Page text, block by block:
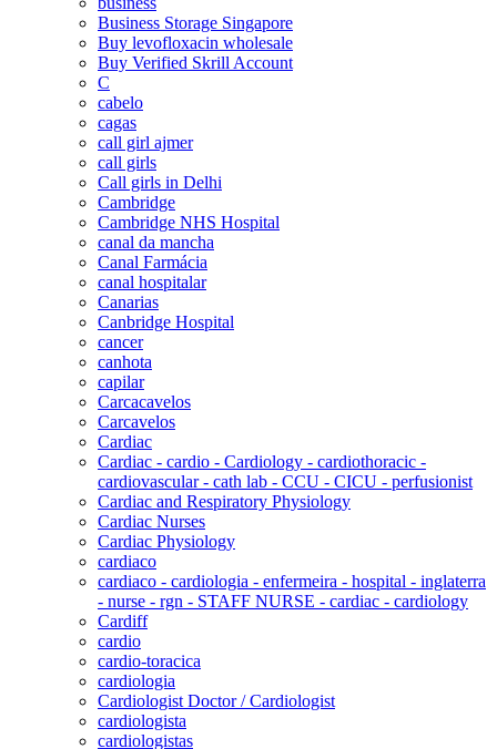
Business Storage Singapore
Buy levofloxacin wholesale
Buy Verified Skrill Account
C
cabelo
cagas
call girl ajmer
call girls
Call girls in Delhi
Cambridge
Cambridge NHS Hospital
canal da mancha
Canal Farmácia
canal hospitalar
Canarias
Canbridge Hospital
cancer
canhota
capilar
Carcacavelos
Carcavelos
Cardiac
Cardiac - cardio - Cardiology - cardiothoracic -
cardiovascular - cath lab - CCU - CICU - perfusionist
Cardiac and Respiratory Physiology
Cardiac Nurses
Cardiac Physiology
cardiaco
cardiaco - cardiologia - enfermeira - hospital - inglaterra
- nurse - rgn - STAFF NURSE - cardiac - cardiology
Cardiff
cardio
cardio-toracica
cardiologia
Cardiologist Doctor / Cardiologist
cardiologista
cardiologistas